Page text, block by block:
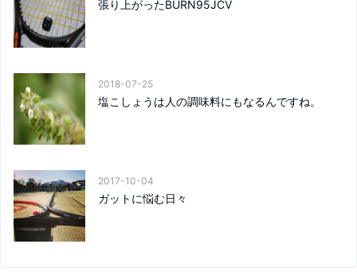
張り上がったBURN95JCV
2018-07-25
塩こしょうは人の調味料にもなるんですね。
2017-10-04
ガットに悩む日々